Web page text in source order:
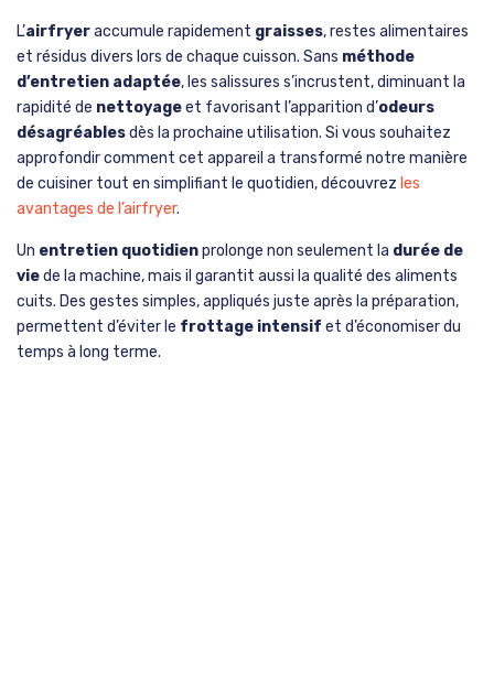
L’airfryeraccumule rapidement graisses, restes alimentaires
et résidus divers lors de chaque cuisson. Sans méthode
d’entretien adaptée, les salissures s’incrustent, diminuant la
rapidité de nettoyageet favorisant l’apparition d’odeurs
désagréablesdès la prochaine utilisation. Si vous souhaitez
approfondir comment cet appareil a transformé notre manière
de cuisiner tout en simplifiant le quotidien, découvrez les
avantages de l’airfryer.
Un entretien quotidienprolonge non seulement la durée de
viede la machine, mais il garantit aussi la qualité des aliments
cuits. Des gestes simples, appliqués juste après la préparation,
permettent d’éviter le frottage intensif et d’économiser du
temps à long terme.